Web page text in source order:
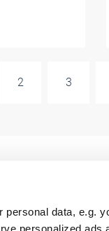
personal data, e.g.
personalized
2 3
Aktuell